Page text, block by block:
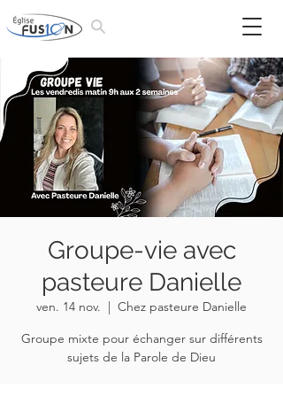
Groupe-vie avec
pasteure Danielle
ven. 14 nov.
  |
Chez pasteure Danielle
Groupe mixte pour échanger sur différents
sujets de la Parole de Dieu